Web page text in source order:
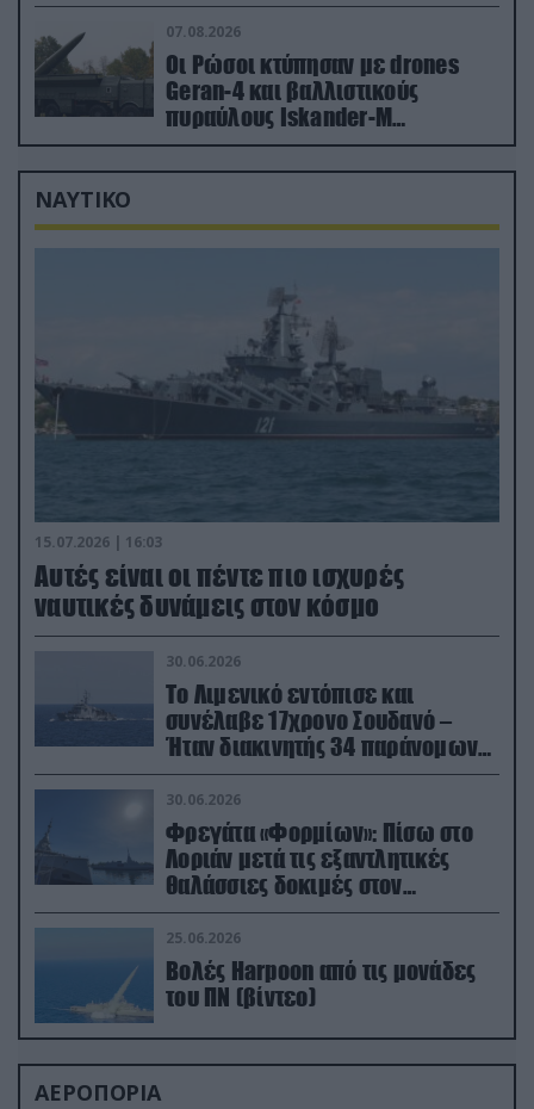
07.08.2026
Οι Ρώσοι κτύπησαν με drones
Geran-4 και βαλλιστικούς
πυραύλους Iskander-M
ουκρανικό τρένο με στρατιωτικό
εξοπλισμό
ΝΑΥΤΙΚΟ
15.07.2026 | 16:03
Aυτές είναι οι πέντε πιο ισχυρές
ναυτικές δυνάμεις στον κόσμο
30.06.2026
Το Λιμενικό εντόπισε και
συνέλαβε 17χρονο Σουδανό –
Ήταν διακινητής 34 παράνομων
μεταναστών
30.06.2026
Φρεγάτα «Φορμίων»: Πίσω στο
Λοριάν μετά τις εξαντλητικές
θαλάσσιες δοκιμές στον
απαιτητικό Βισκαϊκό
25.06.2026
Βολές Harpoon από τις μονάδες
του ΠΝ (βίντεο)
ΑΕΡΟΠΟΡΙΑ